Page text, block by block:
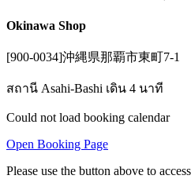
Okinawa Shop
[900-0034]沖縄県那覇市東町7-1
สถานี Asahi-Bashi เดิน 4 นาที
Could not load booking calendar
Open Booking Page
Please use the button above to